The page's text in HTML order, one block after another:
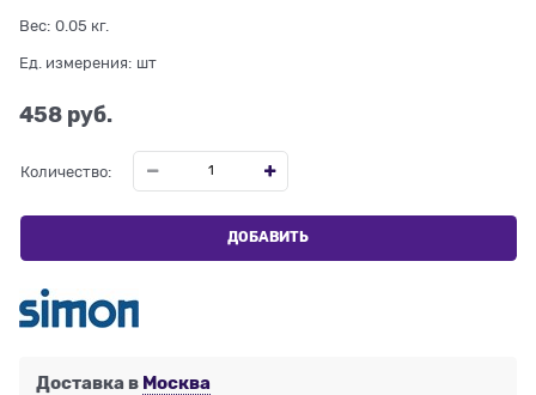
Вес: 0.05 кг.
Ед. измерения: шт
458 руб.
Количество:
ДОБАВИТЬ
Доставка в Москва